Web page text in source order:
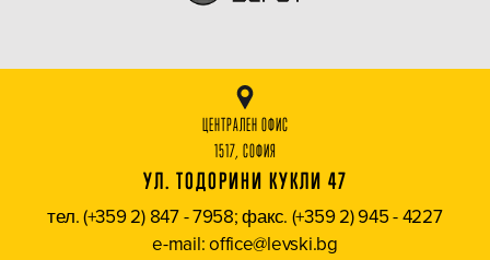
ЦЕНТРАЛЕН ОФИС
1517, СОФИЯ
УЛ. ТОДОРИНИ КУКЛИ 47
тел. (+359 2) 847 - 7958; факс. (+359 2) 945 - 4227
e-mail: office@levski.bg